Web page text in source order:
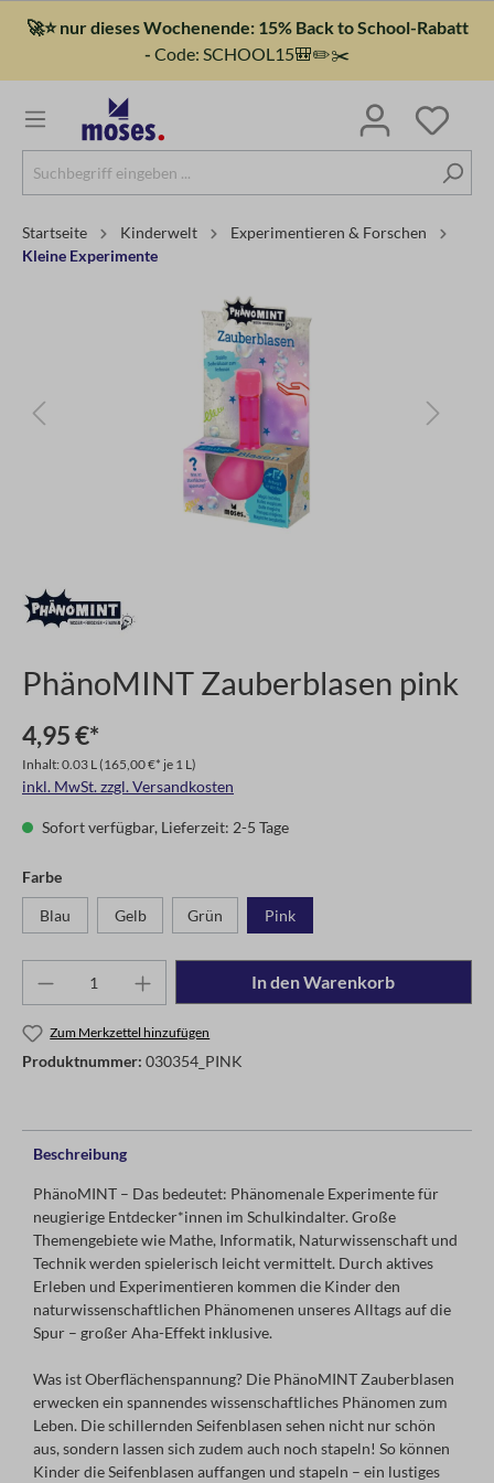
🚀⭐ nur dieses Wochenende: 15% Back to School-Rabatt
- Code: SCHOOL15🎒✏️✂️
Startseite Kinderwelt
Experimentieren & Forschen
Kleine Experimente
PhänoMINT Zauberblasen pink
4,95 €*
Inhalt: 0.03 L(165,00 €* je 1 L)
inkl. MwSt. zzgl. Versandkosten
Sofort verfügbar, Lieferzeit: 2-5 Tage
Farbe
Blau Gelb Grün Pink
In den Warenkorb
Zum Merkzettel hinzufügen
Produktnummer: 030354_PINK
Beschreibung
PhänoMINT – Das bedeutet: Phänomenale Experimente für
neugierige Entdecker*innen im Schulkindalter. Große
Themengebiete wie Mathe, Informatik, Naturwissenschaft und
Technik werden spielerisch leicht vermittelt. Durch aktives
Erleben und Experimentieren kommen die Kinder den
naturwissenschaftlichen Phänomenen unseres Alltags auf die
Spur – großer Aha-Effekt inklusive.
Was ist Oberflächenspannung? Die PhänoMINT Zauberblasen
erwecken ein spannendes wissenschaftliches Phänomen zum
Leben. Die schillernden Seifenblasen sehen nicht nur schön
aus, sondern lassen sich zudem auch noch stapeln! So können
Kinder die Seifenblasen auffangen und stapeln – ein lustiges